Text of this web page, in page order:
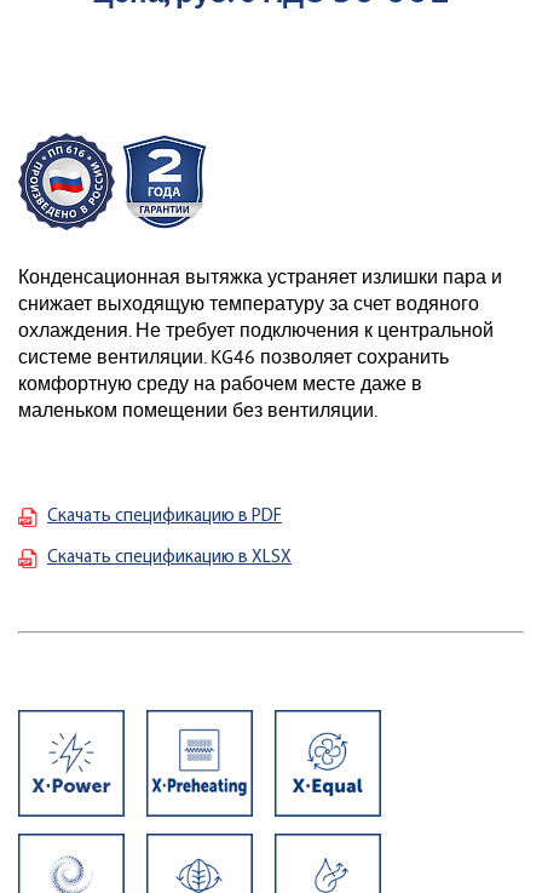
Конденсационная вытяжка устраняет излишки пара и
снижает выходящую температуру за счет водяного
охлаждения. Не требует подключения к центральной
системе вентиляции. KG46 позволяет сохранить
комфортную среду на рабочем месте даже в
маленьком помещении без вентиляции.
Скачать спецификацию в PDF
Скачать спецификацию в XLSX